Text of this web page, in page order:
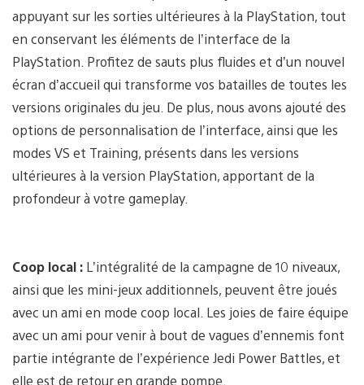
appuyant sur les sorties ultérieures à la PlayStation, tout
en conservant les éléments de l’interface de la
PlayStation. Profitez de sauts plus fluides et d’un nouvel
écran d’accueil qui transforme vos batailles de toutes les
versions originales du jeu. De plus, nous avons ajouté des
options de personnalisation de l’interface, ainsi que les
modes VS et Training, présents dans les versions
ultérieures à la version PlayStation, apportant de la
profondeur à votre gameplay.
Coop local : L’intégralité de la campagne de 10 niveaux,
ainsi que les mini-jeux additionnels, peuvent être joués
avec un ami en mode coop local. Les joies de faire équipe
avec un ami pour venir à bout de vagues d’ennemis font
partie intégrante de l’expérience Jedi Power Battles, et
elle est de retour en grande pompe.